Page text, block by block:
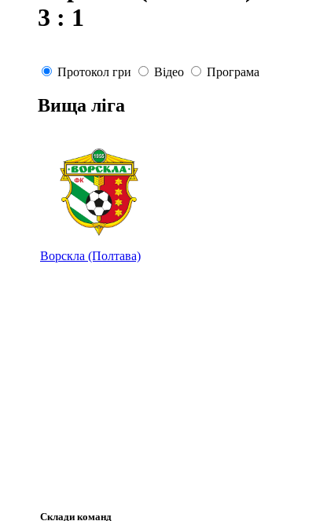
3 : 1
Протокол гри Відео Програма
Вища ліга
Ворскла (Полтава)
Склади команд